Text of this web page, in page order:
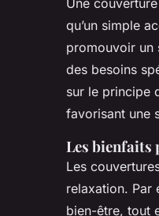
qu’un simple
promouvoir un
des besoins
sur le principe
favorisant une
Les bienfaits
Les
relaxation. Par
bien-être, tout